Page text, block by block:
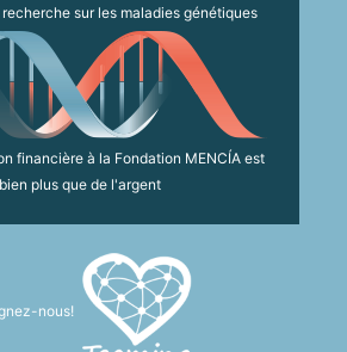
sur les maladies génétiques
financière à la Fondation MENCÍA est
bien plus que de l'argent
nous!